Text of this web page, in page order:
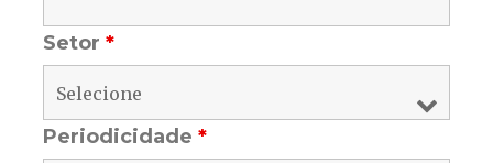
Setor*
Periodicidade*